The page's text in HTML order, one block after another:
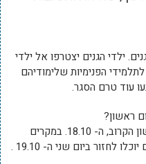
ילדי הגנים יצטרפו אל ילדי
לתלמידי הפנימיות שלימודיהם
עוד טרם הסגר.
ככלל, כל ילדי הגנים חוזרים ביום ראשון הקרוב, ה- 18.10. במקרים
לחזור ביום שני ה- 19.10 .